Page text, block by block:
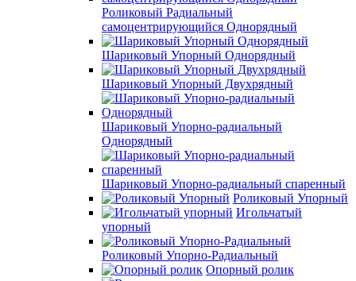
Роликовый Радиальный
самоцентрирующийся Однорядный
Шариковый Упорный Однорядный
Шариковый Упорный Двухрядный
Шариковый Упорно-радиальный
Однорядный
Шариковый Упорно-радиальный спаренный
Роликовый Упорный
Игольчатый
упорный
Роликовый Упорно-Радиальный
Опорный ролик